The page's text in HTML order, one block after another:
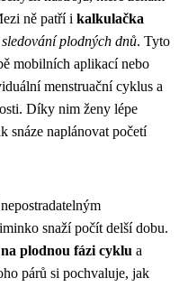
ně patří i kalkulačka
plodných dnů. Tyto
mobilních aplikací nebo
menstruační cyklus a
Díky nim ženy lépe
snáze naplánovat početí
snaží počít delší dobu.
plodnou fázi cyklu a
párů si pochvaluje, jak